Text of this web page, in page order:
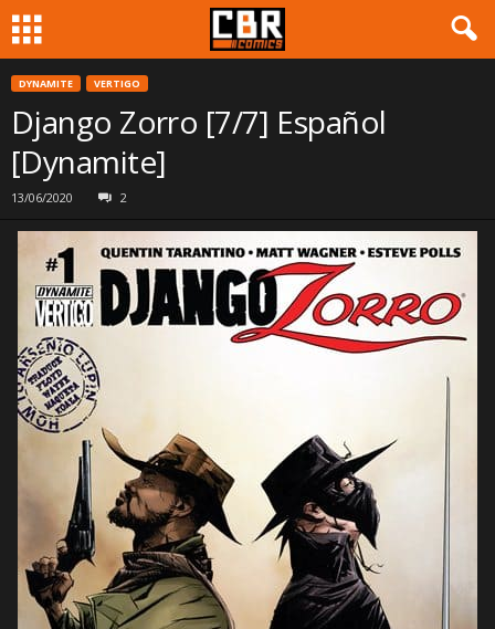
DYNAMITE VERTIGO
Django Zorro [7/7] Español
[Dynamite]
13/06/2020 2